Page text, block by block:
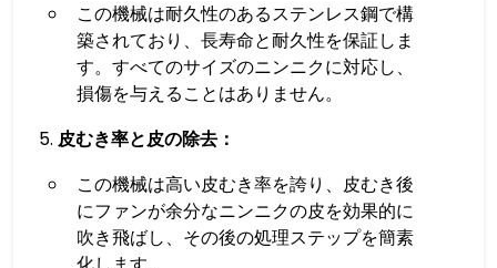
この機械は耐久性のあるステンレス鋼で構
築されており、長寿命と耐久性を保証しま
す。すべてのサイズのニンニクに対応し、
損傷を与えることはありません。
皮むき率と皮の除去：
この機械は高い皮むき率を誇り、皮むき後
にファンが余分なニンニクの皮を効果的に
吹き飛ばし、その後の処理ステップを簡素